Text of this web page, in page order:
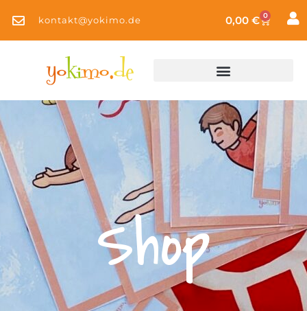
kontakt@yokimo.de 0,00 € 0
Shop